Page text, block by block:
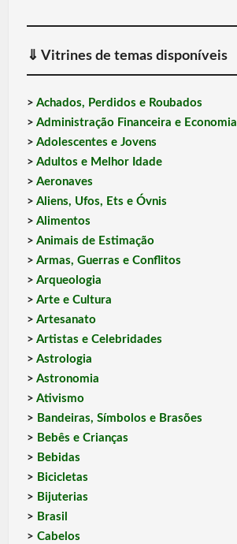
⇓ Vitrines de temas disponíveis
> Achados, Perdidos e Roubados
> Administração Financeira e Economia
> Adolescentes e Jovens
> Adultos e Melhor Idade
> Aeronaves
> Aliens, Ufos, Ets e Óvnis
> Alimentos
> Animais de Estimação
> Armas, Guerras e Conflitos
> Arqueologia
> Arte e Cultura
> Artesanato
> Artistas e Celebridades
> Astrologia
> Astronomia
> Ativismo
> Bandeiras, Símbolos e Brasões
> Bebês e Crianças
> Bebidas
> Bicicletas
> Bijuterias
> Brasil
> Cabelos